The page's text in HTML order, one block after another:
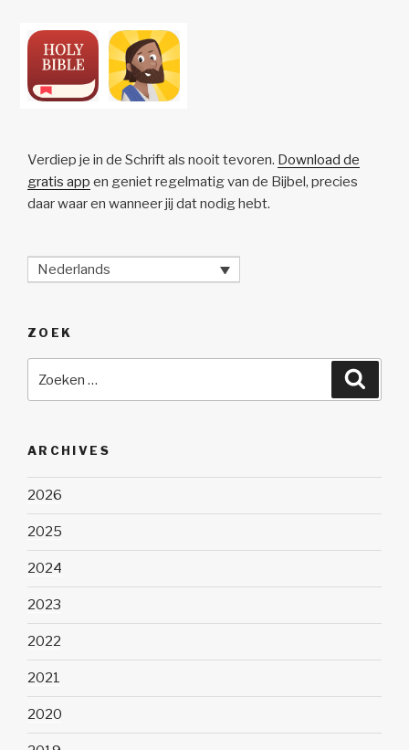
Verdiep je in de Schrift als nooit tevoren. Download de
gratis app en geniet regelmatig van de Bijbel, precies
daar waar en wanneer jij dat nodig hebt.
Nederlands
ZOEK
naar:
ARCHIVES
2026
2025
2024
2023
2022
2021
2020